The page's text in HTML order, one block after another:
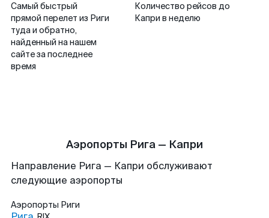
Самый быстрый
прямой перелет из Риги
туда и обратно,
найденный на нашем
сайте за последнее
время
Количество рейсов до
Капри в неделю
Аэропорты Рига — Капри
Направление Рига — Капри обслуживают
следующие аэропорты
Аэропорты Риги